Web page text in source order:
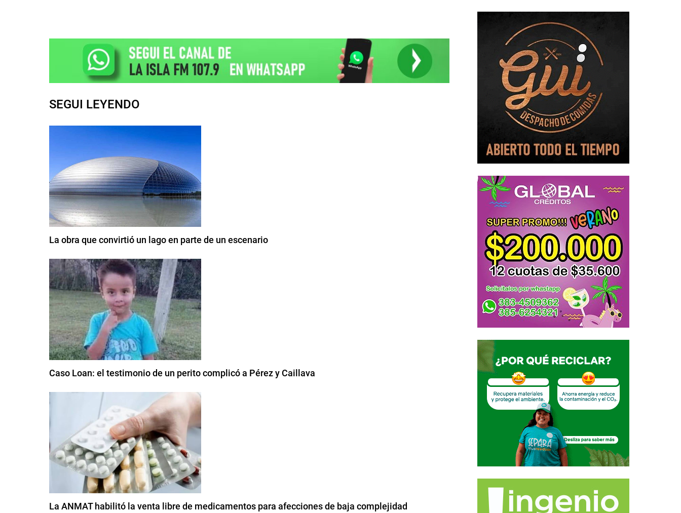
SEGUI LEYENDO
La obra que convirtió un lago en parte de un escenario
Caso Loan: el testimonio de un perito complicó a Pérez y Caillava
La ANMAT habilitó la venta libre de medicamentos para afecciones de baja complejidad